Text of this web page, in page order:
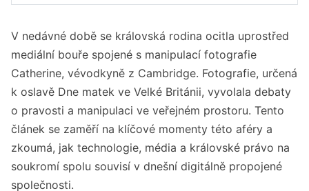
Skandál vznikl po zveřejnění digitálně
Incident vyvolal debatu o autenticitě a
manipulaci v digitální éře.
Královská rodina čelí dilematu mezi ochranou
soukromí a veřejným zájmem.
Technologie a sociální média komplikují
kontrolu nad vlastním obrazem.
V nedávné době se královská rodina ocitla uprostřed
mediální bouře spojené s manipulací fotografie
Catherine, vévodkyně z Cambridge. Fotografie, určená
k oslavě Dne matek ve Velké Británii, vyvolala debaty
o pravosti a manipulaci ve veřejném prostoru. Tento
článek se zaměří na klíčové momenty této aféry a
zkoumá, jak technologie, média a královské právo na
soukromí spolu souvisí v dnešní digitálně propojené
společnosti.